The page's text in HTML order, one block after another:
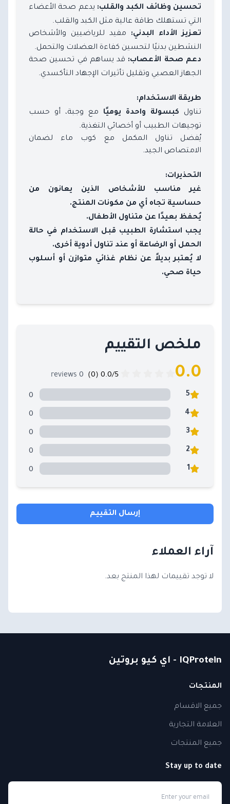
تحسين وظائف الكبد والقلب: يدعم صحة الأعضاء
التي تستهلك طاقة عالية مثل الكبد والقلب.
تعزيز الأداء البدني:
مفيد للرياضيين والأشخاص
النشطين بدنيًا لتحسين كفاءة العضلات والتحمل.
دعم صحة الأعصاب: قد يساهم في تحسين صحة
الجهاز العصبي وتقليل تأثيرات الإجهاد التأكسدي.
طريقة الاستخدام:
تناول كبسولة واحدة يوميًا
مع وجبة، أو حسب
توجيهات الطبيب أو أخصائي التغذية.
يُفضل تناول المكمل مع كوب ماء لضمان
الامتصاص الجيد.
التحذيرات:
غير مناسب للأشخاص الذين يعانون من
حساسية تجاه أي من مكونات المنتج.
يُحفظ بعيدًا عن متناول الأطفال.
يجب استشارة الطبيب قبل الاستخدام في حالة
الحمل أو الرضاعة أو عند تناول أدوية أخرى.
لا يُعتبر بديلاً عن نظام غذائي متوازن أو أسلوب
حياة صحي.
ملخص التقييم
0.0
0 reviews
5
0
4
0
3
0
2
0
1
0
إرسال التقييم
آراء العملاء
لا توجد تقييمات لهذا المنتج بعد.
IQProtein - اي كيو بروتين
المنتجات
جميع الاقسام
العلامة التجارية
جميع المنتجات
Stay up to date